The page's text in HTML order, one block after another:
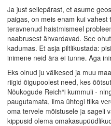
Ja just sellepärast, et asume
paigas, on meis enam kui
teravnenud haistmismeel
naabrusest ähvardavad. See
kadumas. Et asja piltlikustada:
inimene neid ära ei tunne. Aga
Eks olnud ju väikesed ja muu
riigid õigupoolest need, kes
Nõukogude Reich“i kummuli -
paugutamata, ilma ühtegi tilka
oma tervele mõistusele ja sageli
kippusid olema